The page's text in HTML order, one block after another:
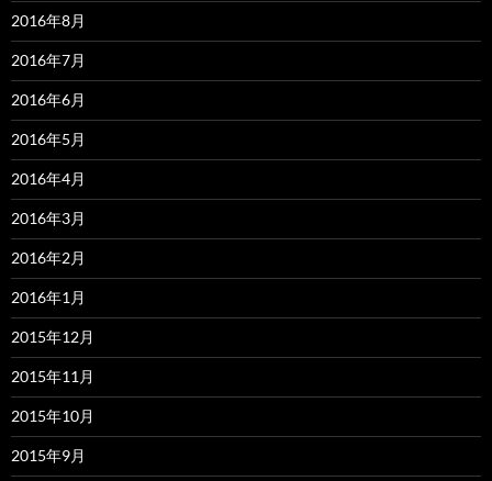
2016年8月
2016年7月
2016年6月
2016年5月
2016年4月
2016年3月
2016年2月
2016年1月
2015年12月
2015年11月
2015年10月
2015年9月